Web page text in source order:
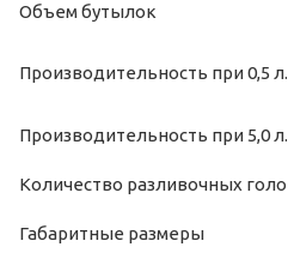
Объем бутылок
Производительность при 0,5 л.
Производительность при 5,0 л.
Количество разливочных
Габаритные размеры